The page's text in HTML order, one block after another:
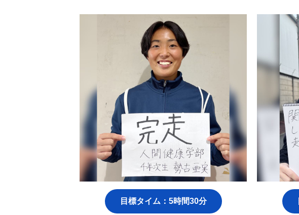
目標タイム：5時間30分